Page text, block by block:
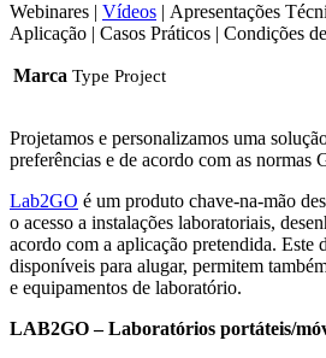
Webinares | Vídeos | Apresentações
Aplicação | Casos Práticos | Condições
Marca Type Project
Projetamos e personalizamos uma
preferências e de acordo com as normas
Lab2GO é um produto chave-na-mão
o acesso a instalações laboratoriais,
acordo com a aplicação pretendida. Este
disponíveis para alugar, permitem
e equipamentos de laboratório.
LAB2GO – Laboratórios portáteis/